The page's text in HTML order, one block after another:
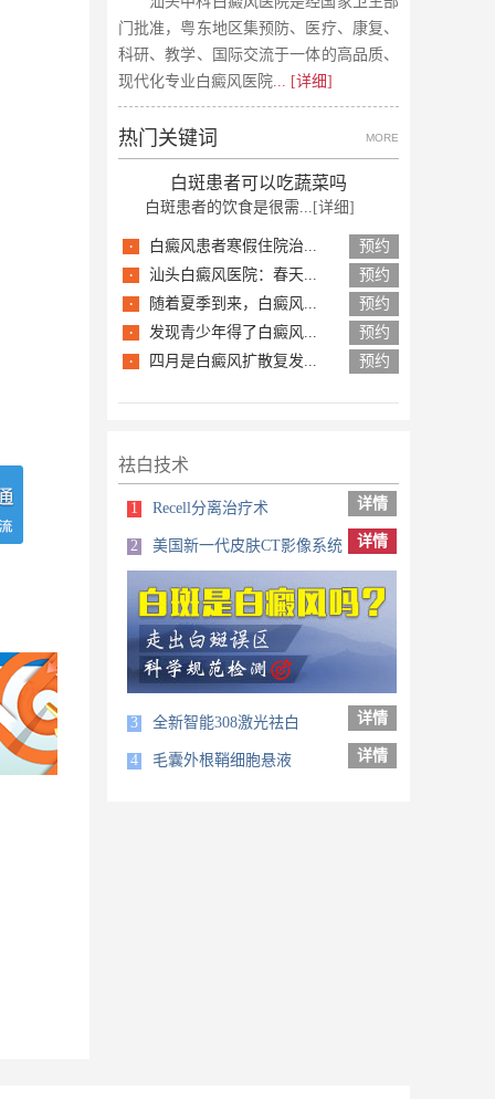
门批准，粤东地区集预防、医疗、康复、
科研、教学、国际交流于一体的高品质、
现代化专业白癜风医院... [详细]
热门关键词 MORE
白斑患者可以吃蔬菜吗
白斑患者的饮食是很需... [详细]
· 白癜风患者寒假住院治... 预约
· 汕头白癜风医院：春天... 预约
· 随着夏季到来，白癜风... 预约
· 发现青少年得了白癜风... 预约
· 四月是白癜风扩散复发... 预约
祛白技术
1 Recell分离治疗术 详情
2 美国新一代皮肤CT影像系统 详情
全新智能308激光祛白
4 毛囊外根鞘细胞悬液 详情